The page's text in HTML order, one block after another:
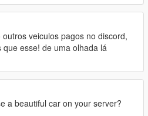
outros veiculos pagos no discord,
esse! de uma olhada lá
a beautiful car on your server?